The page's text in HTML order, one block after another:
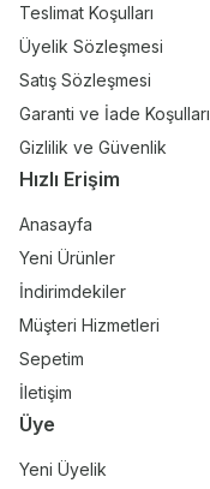
Teslimat Koşulları
Üyelik Sözleşmesi
Satış Sözleşmesi
Garanti ve İade Koşulları
Gizlilik ve Güvenlik
Hızlı Erişim
Anasayfa
Yeni Ürünler
İndirimdekiler
Müşteri Hizmetleri
Sepetim
İletişim
Üye
Yeni Üyelik